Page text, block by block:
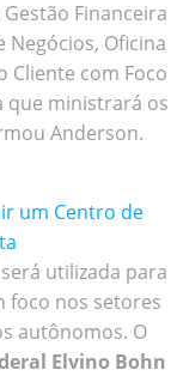
Financeira
Negócios, Oficina
Cliente com Foco
que ministrará os
Anderson.
um Centro de
utilizada para
foco nos setores
autônomos. O
Elvino Bohn